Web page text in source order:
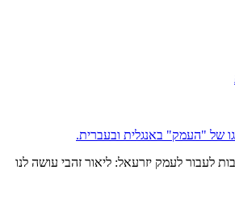
לעבור לעמק יזרעאל: ליאור זהבי עושה לנו